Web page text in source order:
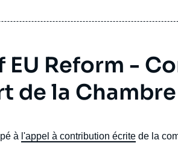
EU Reform -
de la
à l'appel à contribution écrite de la